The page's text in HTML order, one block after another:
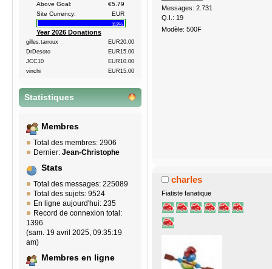
Above Goal:
€5.79
Site Currency:
EUR
112%
Year 2026 Donations
gilles.tarroux
EUR20.00
DrDesoto
EUR15.00
JCC10
EUR10.00
vinchi
EUR15.00
Statistiques
Membres
Total des membres: 2906
Dernier: Jean-Christophe
Stats
Total des messages: 225089
Total des sujets: 9524
En ligne aujourd'hui: 235
Record de connexion total:
1396
(sam. 19 avril 2025, 09:35:19
am)
Membres en ligne
Messages: 2.731
Q.I.: 19
Modèle: 500F
charles
Fiatiste fanatique